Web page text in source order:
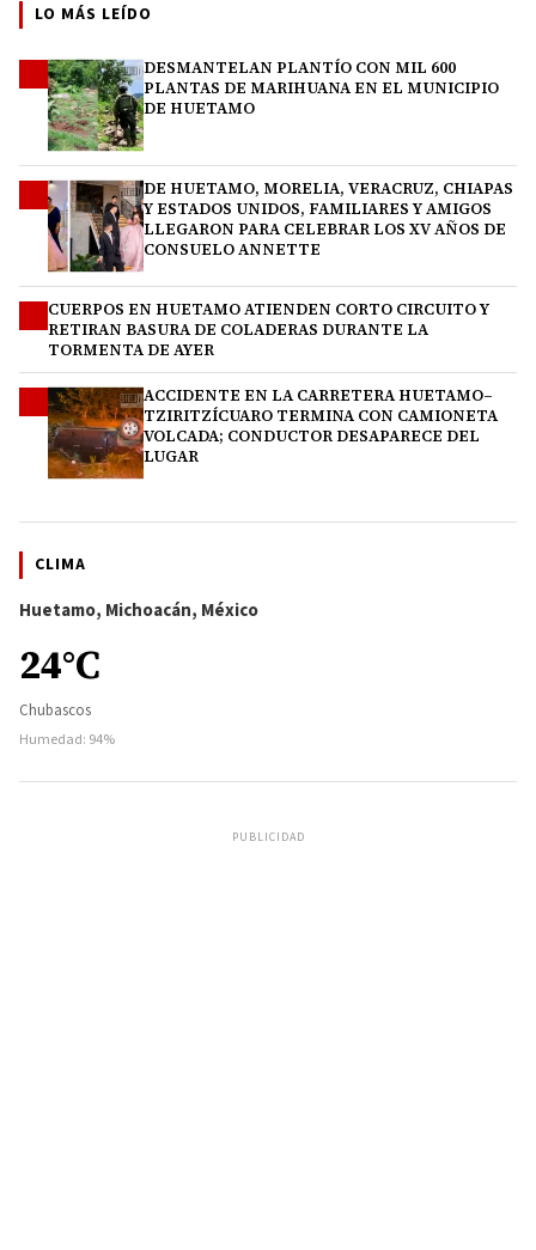
LO MÁS LEÍDO
DESMANTELAN PLANTÍO CON MIL 600
PLANTAS DE MARIHUANA EN EL MUNICIPIO
DE HUETAMO
DE HUETAMO, MORELIA, VERACRUZ, CHIAPAS
Y ESTADOS UNIDOS, FAMILIARES Y AMIGOS
LLEGARON PARA CELEBRAR LOS XV AÑOS DE
CONSUELO ANNETTE
CUERPOS EN HUETAMO ATIENDEN CORTO CIRCUITO Y
RETIRAN BASURA DE COLADERAS DURANTE LA
TORMENTA DE AYER
ACCIDENTE EN LA CARRETERA HUETAMO–
TZIRITZÍCUARO TERMINA CON CAMIONETA
VOLCADA; CONDUCTOR DESAPARECE DEL
LUGAR
CLIMA
Huetamo, Michoacán, México
24°C
Chubascos
Humedad: 94%
PUBLICIDAD